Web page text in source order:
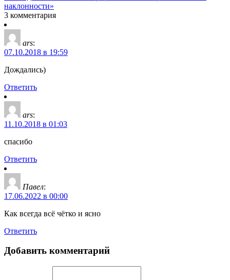
наклонности»
3 комментария
ars:
07.10.2018 в 19:59
Дождались)
Ответить
ars:
11.10.2018 в 01:03
спасибо
Ответить
Павел:
17.06.2022 в 00:00
Как всегда всё чётко и ясно
Ответить
Добавить комментарий